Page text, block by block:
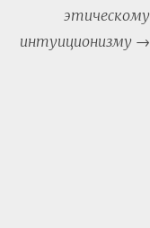
этическому
интуиционизму →